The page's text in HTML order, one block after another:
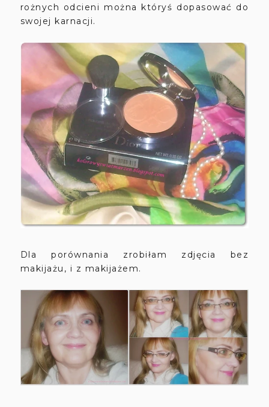
rożnych odcieni można któryś dopasować do
swojej karnacji.
Dla porównania zrobiłam zdjęcia bez
makijażu, i z makijażem.